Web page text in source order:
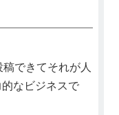
できてそれが人
なビジネスで